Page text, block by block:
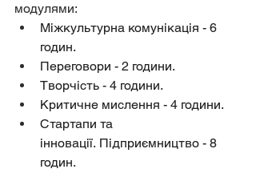
модулями:
Міжкультурна комунікація - 6
годин.
Переговори - 2 години.
Творчість - 4 години.
Критичне мислення - 4 години.
Стартапи та
інновації. Підприємництво - 8
годин.